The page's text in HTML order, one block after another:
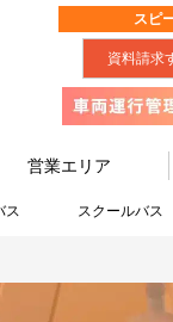
スピ
資料請求
営業エリア
ス スクールバス